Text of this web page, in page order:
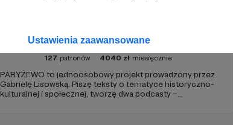
Ustawienia zaawansowane
Paryżewo
127 patronów 4040 zł miesięcznie
PARYŻEWO to jednoosobowy projekt prowadzony przez
Gabrielę Lisowską. Piszę teksty o tematyce historyczno-
kulturalnej i społecznej, tworzę dwa podcasty –